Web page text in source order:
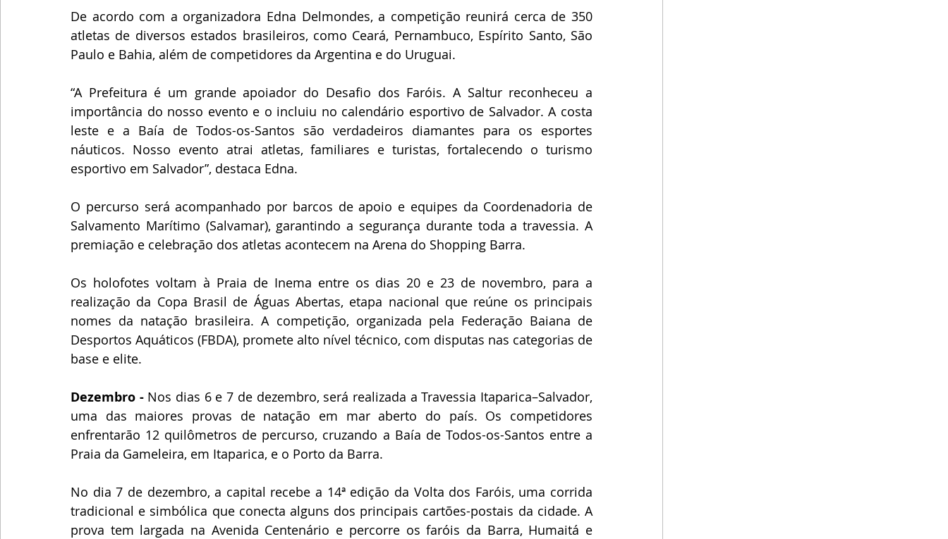
De acordo com a organizadora Edna Delmondes, a competição reunirá cerca de 350
atletas de diversos estados brasileiros, como Ceará, Pernambuco, Espírito Santo, São
Paulo e Bahia, além de competidores da Argentina e do Uruguai.
“A Prefeitura é um grande apoiador do Desafio dos Faróis. A Saltur reconheceu a
importância do nosso evento e o incluiu no calendário esportivo de Salvador. A costa
leste e a Baía de Todos-os-Santos são verdadeiros diamantes para os esportes
náuticos. Nosso evento atrai atletas, familiares e turistas, fortalecendo o turismo
esportivo em Salvador”, destaca Edna.
O percurso será acompanhado por barcos de apoio e equipes da Coordenadoria de
Salvamento Marítimo (Salvamar), garantindo a segurança durante toda a travessia. A
premiação e celebração dos atletas acontecem na Arena do Shopping Barra.
Os holofotes voltam à Praia de Inema entre os dias 20 e 23 de novembro, para a
realização da Copa Brasil de Águas Abertas, etapa nacional que reúne os principais
nomes da natação brasileira. A competição, organizada pela Federação Baiana de
Desportos Aquáticos (FBDA), promete alto nível técnico, com disputas nas categorias de
base e elite.
Dezembro - Nos dias 6 e 7 de dezembro, será realizada a Travessia Itaparica–Salvador,
uma das maiores provas de natação em mar aberto do país. Os competidores
enfrentarão 12 quilômetros de percurso, cruzando a Baía de Todos-os-Santos entre a
Praia da Gameleira, em Itaparica, e o Porto da Barra.
No dia 7 de dezembro, a capital recebe a 14ª edição da Volta dos Faróis, uma corrida
tradicional e simbólica que conecta alguns dos principais cartões-postais da cidade. A
prova tem largada na Avenida Centenário e percorre os faróis da Barra, Humaitá e